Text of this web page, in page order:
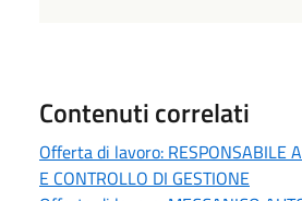
Contenuti correlati
Offerta di lavoro: RESPONSABILE
E CONTROLLO DI GESTIONE